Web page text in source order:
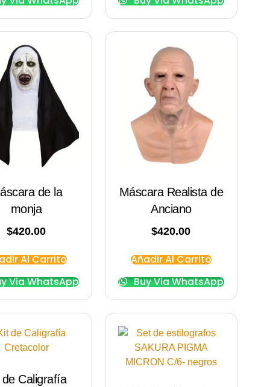
de la
monja
$420.00
Al Carrito
Via WhatsApp
Máscara Realista de
Anciano
$420.00
Añadir Al Carrito
Buy Via WhatsApp
de Caligrafía